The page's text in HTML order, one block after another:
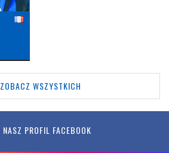
ZOBACZ WSZYSTKICH
NASZ PROFIL FACEBOOK